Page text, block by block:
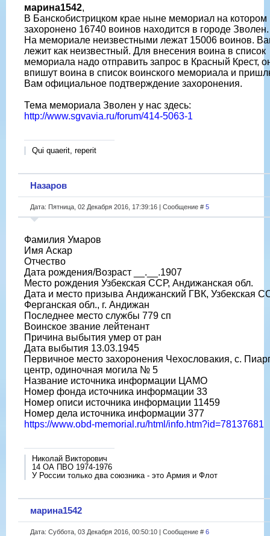
марина1542,
В Банскобистрицком крае ныне мемориал на котором
захоронено 16740 воинов находится в городе Зволен.
На мемориале неизвестными лежат 15006 воинов.
лежит как неизвестный. Для внесения воина в список
мемориала надо отправить запрос в Красный Крест,
впишут воина в список воинского мемориала и
Вам официальное подтверждение захоронения.
Тема мемориала Зволен у нас здесь:
http://www.sgvavia.ru/forum/414-5063-1
Qui quaerit, reperit
Назаров
Дата: Пятница, 02 Декабря 2016, 17:39:16 | Сообщение # 5
Фамилия Умаров
Имя Аскар
Отчество
Дата рождения/Возраст __.__.1907
Место рождения Узбекская ССР, Андижанская обл.
Дата и место призыва Андижанский ГВК, Узбекская
Ферганская обл., г. Андижан
Последнее место службы 779 сп
Воинское звание лейтенант
Причина выбытия умер от ран
Дата выбытия 13.03.1945
Первичное место захоронения Чехословакия, с.
центр, одиночная могила № 5
Название источника информации ЦАМО
Номер фонда источника информации 33
Номер описи источника информации 11459
Номер дела источника информации 377
https://www.obd-memorial.ru/html/info.htm?id=78137681
Николай Викторович
14 ОА ПВО 1974-1976
У России только два союзника - это Армия и Флот
марина1542
Дата: Суббота, 03 Декабря 2016, 00:50:10 | Сообщение # 6